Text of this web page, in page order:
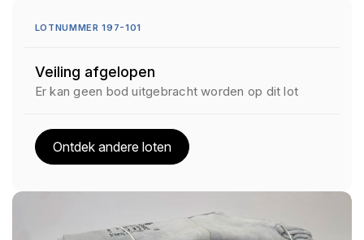
LOTNUMMER 197-101
Veiling afgelopen
Er kan geen bod uitgebracht worden op dit lot
Ontdek andere loten